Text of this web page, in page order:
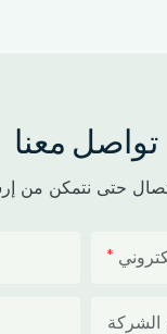
تواصل معنا